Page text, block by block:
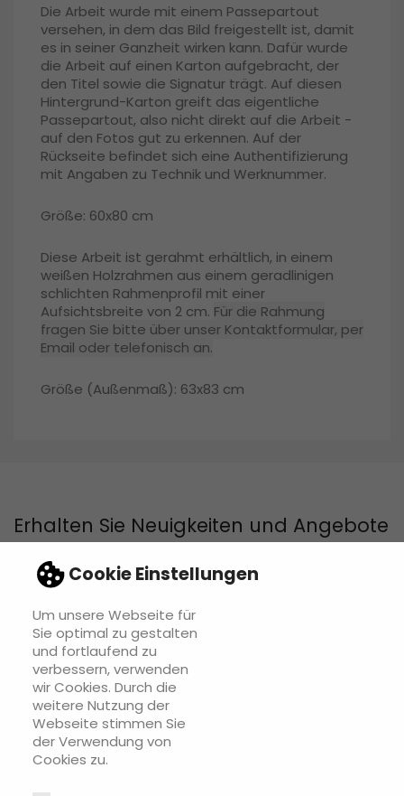
Cookie Einstellungen
Um unsere Webseite für
Sie optimal zu gestalten
und fortlaufend zu
verbessern, verwenden
wir Cookies. Durch die
weitere Nutzung der
Webseite stimmen Sie
der Verwendung von
Cookies zu.
Die Arbeit wurde mit einem Passepartout
versehen, in dem das Bild freigestellt ist, damit
es in seiner Ganzheit wirken kann. Dafür wurde
die Arbeit auf einen Karton aufgebracht, der
den Titel sowie die Signatur trägt. Auf diesen
Hintergrund-Karton greift das eigentliche
Passepartout, also nicht direkt auf die Arbeit -
auf den Fotos gut zu erkennen. Auf der
Rückseite befindet sich eine Authentifizierung
mit Angaben zu Technik und Werknummer.
Größe: 60x80 cm
Diese Arbeit ist gerahmt erhältlich, in einem
weißen Holzrahmen aus einem geradlinigen
schlichten Rahmenprofil mit einer
Aufsichtsbreite von 2 cm. Für die Rahmung
fragen Sie bitte über unser Kontaktformular, per
Email oder telefonisch an.
Größe (Außenmaß): 63x83 cm
Erhalten Sie Neuigkeiten und Angebote
Sie können Ihr Einverständnis jederzeit widerrufen. Unsere
Kontaktinformationen finden Sie u. a. in der Datenschutzerklärung.
INFOS